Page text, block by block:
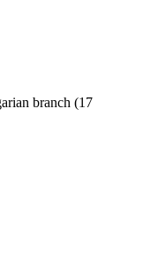
branch (17